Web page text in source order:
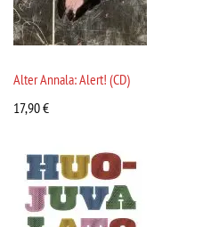
Alter Annala: Alert! (CD)
17,90€